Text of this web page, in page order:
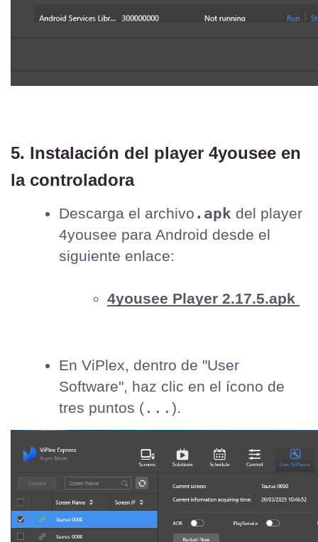
5. Instalación del player 4yousee en
la controladora
Descarga el archivo .apk del player
4yousee para Android desde el
siguiente enlace:
4yousee Player 2.17.5.apk
En ViPlex, dentro de "User
Software", haz clic en el ícono de
tres puntos ( ... ).